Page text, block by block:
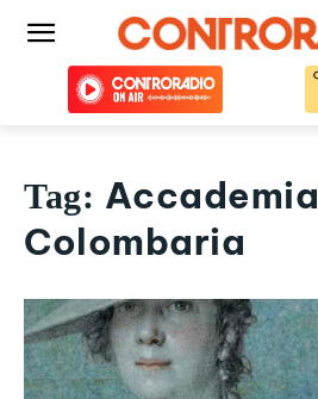
Tag: Accademia
Colombaria